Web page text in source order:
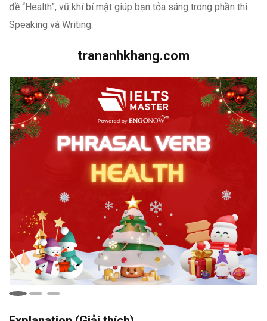
đề “Health”, vũ khí bí mật giúp bạn tỏa sáng trong phần thi
Speaking và Writing.
trananhkhang.com